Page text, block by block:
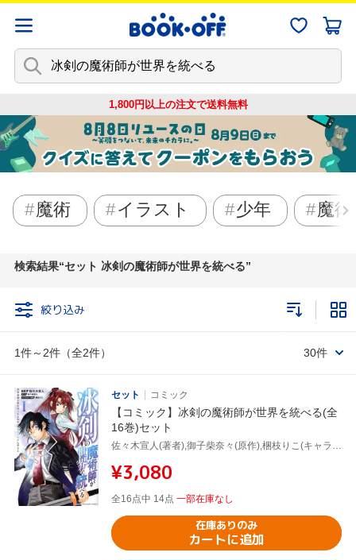
1,800円以上の注文で送料無料
魔術 イラスト 少年 魔
検索結果 セット 冰剣の魔術師が世界を統べる
絞り込み
1件～2件（全2件） 30件
セット コミック
【コミック】冰剣の魔術師が世界を統べる(全
16巻)セット
¥3,080
全16点中 14点 一部在庫なし
在庫ありのみ
カートに追加